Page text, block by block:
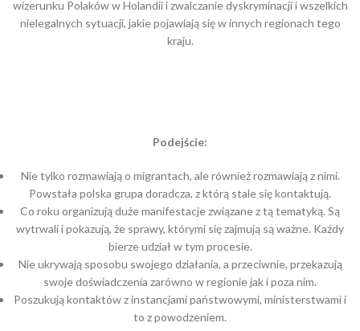
wizerunku Polaków w Holandii i zwalczanie dyskryminacji i wszelkich
nielegalnych sytuacji, jakie pojawiają się w innych regionach tego
kraju.
Podejście:
Nie tylko rozmawiają o migrantach, ale również rozmawiają z nimi.
Powstała polska grupa doradcza, z którą stale się kontaktują.
Co roku organizują duże manifestacje związane z tą tematyką. Są
wytrwali i pokazują, że sprawy, którymi się zajmują są ważne. Każdy
bierze udział w tym procesie.
Nie ukrywają sposobu swojego działania, a przeciwnie, przekazują
swoje doświadczenia zarówno w regionie jak i poza nim.
Poszukują kontaktów z instancjami państwowymi, ministerstwami i
to z powodzeniem.